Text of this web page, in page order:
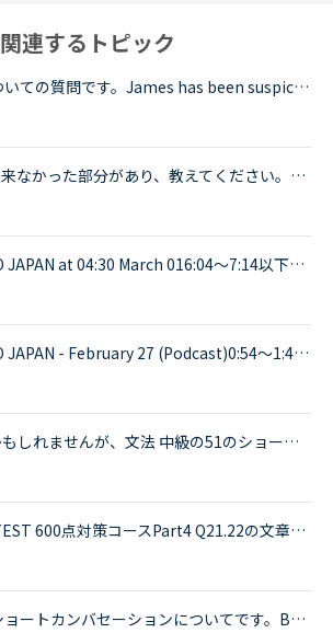
関連するトピック
文法の中級の39についての質問です。James has been suspicious about Andrew's strange behavior lately.James「 Frankly, I don't know why you are still going to that farm. You were only going there for ...
初心者です。理解出来なかった部分があり、教えてください。James is asking Charlotte about Gabriella's birthday party. James When was Gabriella's birthday?Charlotte It was last weekend.James How was t...
NHK WORLD RADIO JAPAN at 04:30 March 016:04～7:14以下が音声をディクテーションしたものでしたが、音源が削除されてしまったので、このトピック自体をスルーしてください。An international research team of ...
NHK WORLD RADIO JAPAN - February 27 (Podcast)0:54～1:49The Japanese government is studying additional measures to prop up the tourist industry and smaller businesses hit hard by the spread of a ne...
どうでもいいことかもしれませんが、文法 中級の51のショートカンバセーションについて質問です。Daniel came back from Ben's house in the evening.Daniel “Ben asked me how you were doing. How was your day...
TOEIC®️L&amp;R TEST 600点対策コースPart4 Q21.22の文章でわからないことがあります。文章は以下の通りです。When you move, you should try to tell banks and credit card companies your new address at leas...
文法の中級の50のショートカンバセーションについてです。Benjamin's son called him at his law firm while he was busy having a meeting. Benjamin &quot;What did my son say?&quot; Secretary &quot;He sai...